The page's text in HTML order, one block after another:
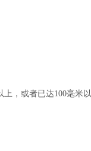
，或者已达100毫米